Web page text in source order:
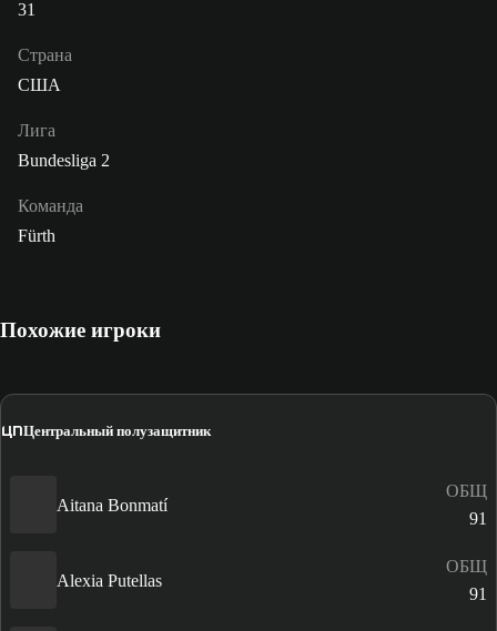
31
Страна
США
Лига
Bundesliga 2
Команда
Fürth
Похожие игроки
ЦПЦентральный полузащитник
Aitana Bonmatí
ОБЩ
91
Alexia Putellas
ОБЩ
91